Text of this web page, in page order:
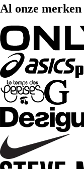
Al onze merken